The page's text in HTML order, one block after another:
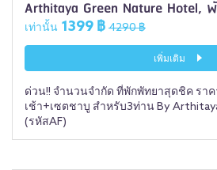
Arthitaya Green Nature Hotel,
เท่านั้น 1399 ฿ 4290 ฿
เพิ่มเติม
ด่วน!! จำนวนจำกัด ที่พักพัทยาสุดชิค ราค
เช้า+เซตชาบู สำหรับ3ท่าน By
(รหัสAF)